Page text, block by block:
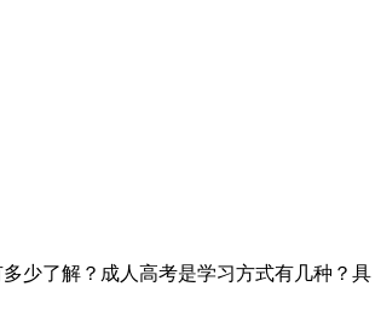
少了解？成人高考是学习方式有几种？具